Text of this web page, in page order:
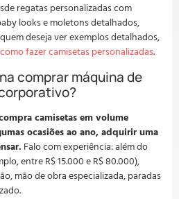
regatas personalizadas com
looks e moletons detalhados,
deseja ver exemplos detalhados,
como fazer camisetas personalizadas.
comprar máquina de
camisetas em volume
ocasiões ao ano, adquirir uma
Falo com experiência: além do
entre R$ 15.000 e R$ 80.000),
mão de obra especializada, paradas